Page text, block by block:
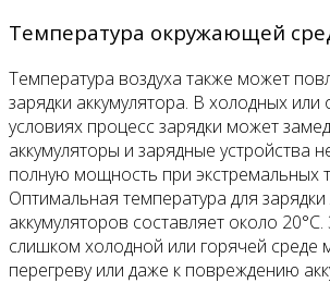
Температура окружающей
Температура воздуха также может
зарядки аккумулятора. В холодных
условиях процесс зарядки может
аккумуляторы и зарядные устройства
полную мощность при экстремальных
Оптимальная температура для
аккумуляторов составляет около 20°C.
слишком холодной или горячей среде
перегреву или даже к повреждению